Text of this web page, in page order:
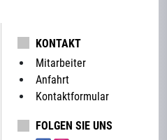
KONTAKT
Mitarbeiter
Anfahrt
Kontaktformular
FOLGEN SIE UNS